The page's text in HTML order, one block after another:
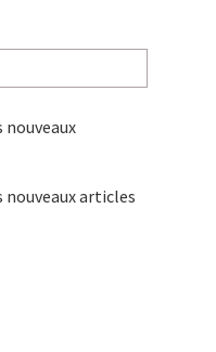
nouveaux
nouveaux articles